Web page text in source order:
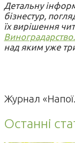
Детальну
бізнестур,
їх вирішення
Виноградарство.
над яким уже
Журнал «Напої.
Останні